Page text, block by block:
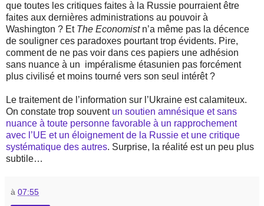
que toutes les critiques faites à la Russie pourraient être
faites aux dernières administrations au pouvoir à
Washington ? Et The Economistn’a même pas la décence
de souligner ces paradoxes pourtant trop évidents. Pire,
comment de ne pas voir dans ces papiers une adhésion
sans nuance à un impéralisme étasunien pas forcément
plus civilisé et moins tourné vers son seul intérêt ?
Le traitement de l’information sur l’Ukraine est calamiteux.
On constate trop souvent un soutien amnésique et sans
nuance à toute personne favorable à un rapprochement
avec l’UE et un éloignement de la Russie et une critique
systématique des autres. Surprise, la réalité est un peu plus
subtile…
à 07:55